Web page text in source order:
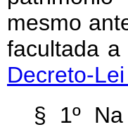
mesmo
facultada a
Decreto-
§ 1º